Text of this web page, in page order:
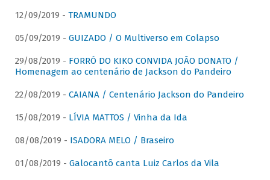
12/09/2019 - TRAMUNDO
05/09/2019 - GUIZADO / O Multiverso em Colapso
29/08/2019 - FORRÓ DO KIKO CONVIDA JOÃO DONATO /
Homenagem ao centenário de Jackson do Pandeiro
22/08/2019 - CAIANA / Centenário Jackson do Pandeiro
15/08/2019 - LÍVIA MATTOS / Vinha da Ida
08/08/2019 - ISADORA MELO / Braseiro
01/08/2019 - Galocantô canta Luiz Carlos da Vila